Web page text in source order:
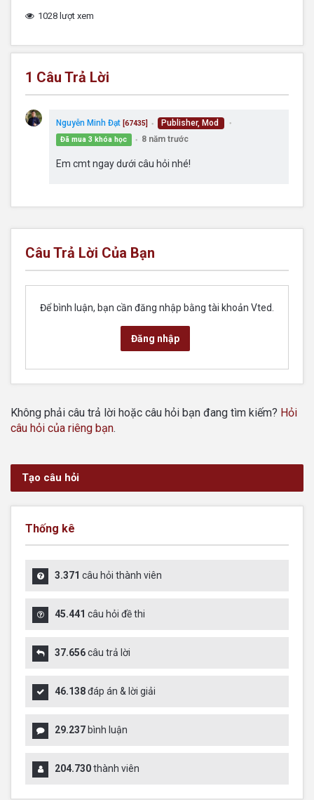
1028 lượt xem
1 Câu Trả Lời
Nguyễn Minh Đạt [67435] ● Publisher, Mod ●
Đã mua 3 khóa học ● 8 năm trước
Em cmt ngay dưới câu hỏi nhé!
Câu Trả Lời Của Bạn
Để bình luận, bạn cần đăng nhập bằng tài khoản Vted.
Đăng nhập
Không phải câu trả lời hoặc câu hỏi bạn đang tìm kiếm? Hỏi
câu hỏi của riêng bạn.
Tạo câu hỏi
Thống kê
3.371 câu hỏi thành viên
45.441 câu hỏi đề thi
37.656câu trả lời
46.138đáp án & lời giải
29.237 bình luận
204.730thành viên